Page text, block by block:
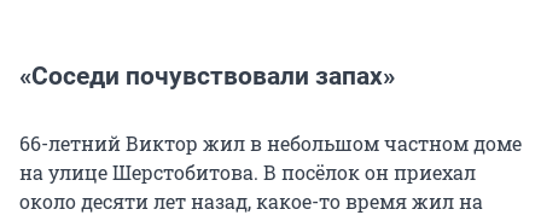
«Соседи почувствовали запах»
66-летний Виктор жил в небольшом частном доме
на улице Шерстобитова. В посёлок он приехал
около десяти лет назад, какое-то время жил на